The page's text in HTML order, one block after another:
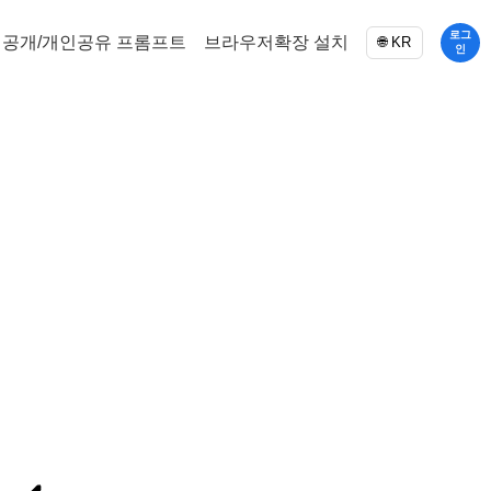
공개/개인공유 프롬프트 브라우저확장 설치 🌐 KR
로그
인